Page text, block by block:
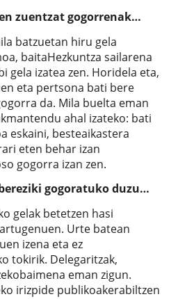
zuentzat gogorrenak…
hiru gela
baitaHezkuntza sailarena
gela izatea zen. Horidela eta,
eta pertsona bati bere
da. Mila buelta eman
ahal izateko: bati
eskaini, besteaikastera
eten behar izan
gogorra izan zen.
gogoratuko duzu…
betetzen hasi
Urte batean
izena eta ez
tokirik. Delegaritzak,
eman zigun.
irizpide publikoakerabiltzen